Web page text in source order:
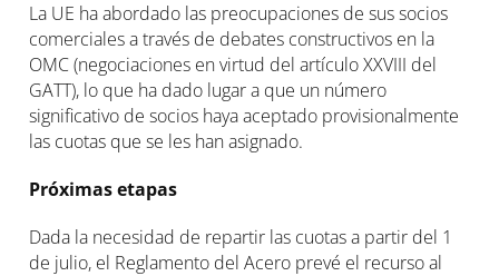
La UE ha abordado las preocupaciones de sus socios
comerciales a través de debates constructivos en la
OMC (negociaciones en virtud del artículo XXVIII del
GATT), lo que ha dado lugar a que un número
significativo de socios haya aceptado provisionalmente
las cuotas que se les han asignado.
Próximas etapas
Dada la necesidad de repartir las cuotas a partir del 1
de julio, el Reglamento del Acero prevé el recurso al